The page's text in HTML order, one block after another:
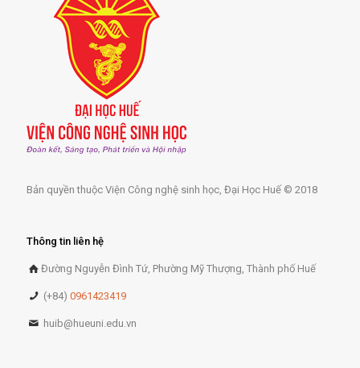
Bản quyền thuộc Viện Công nghệ sinh học, Đại Học Huế © 2018
Thông tin liên hệ
Đường Nguyễn Đình Tứ, Phường Mỹ Thượng, Thành phố Huế
(+84)0961423419
huib@hueuni.edu.vn